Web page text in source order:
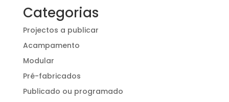
Categorias
Projectos a publicar
Acampamento
Modular
Pré-fabricados
Publicado ou programado